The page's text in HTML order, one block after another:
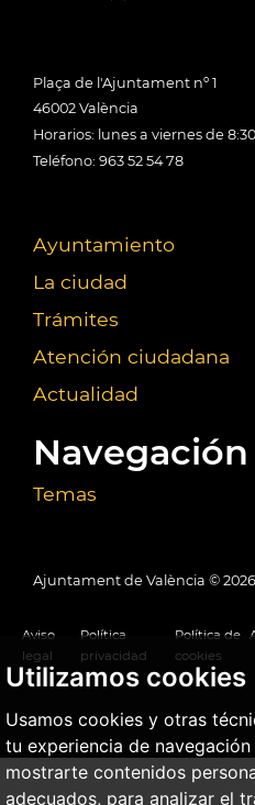
Utilizamos cookies
Usamos cookies y otras
tu experiencia de
mostrarte contenidos
adecuados, para analizar el
Plaça de l'Ajuntament nº 1
46002 València
Horarios: lunes a viernes de
Teléfono: 963 52 54 78
Ayuntamiento
La ciudad
Trámites
Atención ciudadana
Actualidad
Navegación
Temas
Ajuntament de València © 2026
Aviso
legal
Política
privacidad
Política de
cookies